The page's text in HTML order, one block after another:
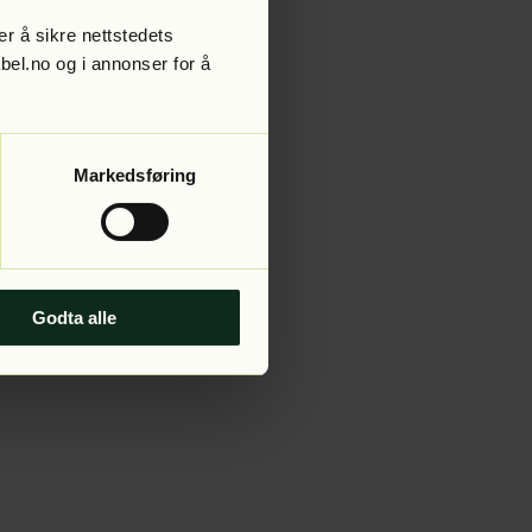
å sikre nettstedets
og i annonser for å
Markedsføring
Godta alle